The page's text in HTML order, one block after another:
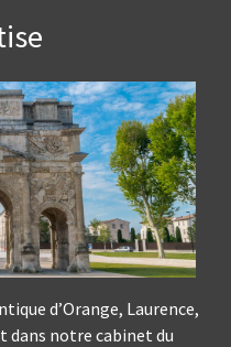
d’Orange, Laurence,
dans notre cabinet du